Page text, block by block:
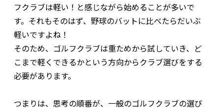
フクラブは軽い！と感じながら始めることが多いで
す。それもそのはず、野球のバットに比べたらだいぶ
軽いですよね！
そのため、ゴルフクラブは重ためから試していき、ど
こまで軽くできるかという方向からクラブ選びをする
必要があります。
つまりは、思考の順番が、一般のゴルフクラブの選び